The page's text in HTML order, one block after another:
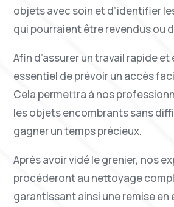
objets avec soin et d’identifier
qui pourraient être revendus ou
Afin d’assurer un travail rapide
essentiel de prévoir un accès
Cela permettra à nos
les objets encombrants sans
gagner un temps précieux.
Après avoir vidé le grenier, nos
procéderont au nettoyage
garantissant ainsi une remise